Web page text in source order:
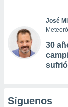
José
30
Síguenos